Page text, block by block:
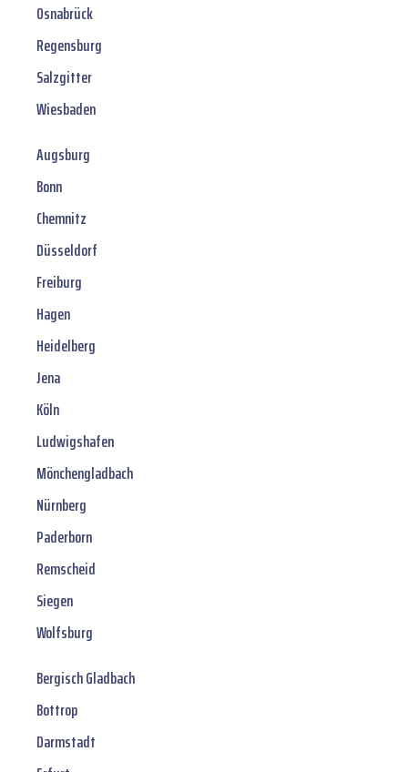
Osnabrück
Regensburg
Salzgitter
Wiesbaden
Augsburg
Bonn
Chemnitz
Düsseldorf
Freiburg
Hagen
Heidelberg
Jena
Köln
Ludwigshafen
Mönchengladbach
Nürnberg
Paderborn
Remscheid
Siegen
Wolfsburg
Bergisch Gladbach
Bottrop
Darmstadt